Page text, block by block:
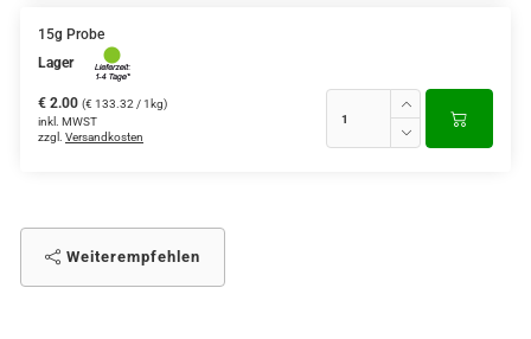
15g Probe
Lager
€ 2.00 (€ 133.32 / 1kg)
inkl. MWST
zzgl. Versandkosten
Weiterempfehlen